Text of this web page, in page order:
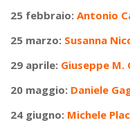
25 febbraio: Antonio
25 marzo: Susanna
29 aprile: Giuseppe M.
20 maggio: Daniele
24 giugno: Michele